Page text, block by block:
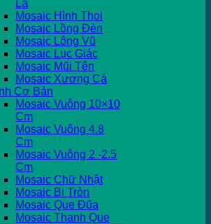
Lá
Mosaic Hình Thoi
Mosaic Lồng Đèn
Mosaic Lông Vũ
Mosaic Lục Giác
Mosaic Mũi Tên
Mosaic Xương Cá
Cơ Bản
Mosaic Vuông 10×10
Cm
Mosaic Vuông 4.8
Cm
Mosaic Vuông 2 -2.5
Cm
Mosaic Chữ Nhật
Mosaic Bi Tròn
Mosaic Que Đũa
Mosaic Thanh Que